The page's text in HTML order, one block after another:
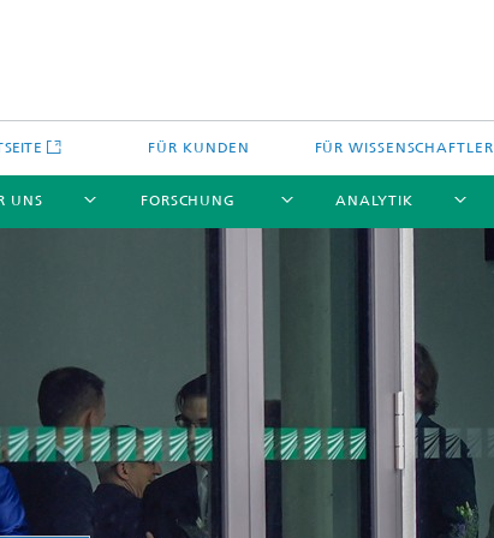
FÜR KUNDEN FÜR WISSENSCHAFTLER
UNS FORSCHUNG ANALYTIK